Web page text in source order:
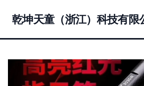
乾坤天童（浙江）科技有限